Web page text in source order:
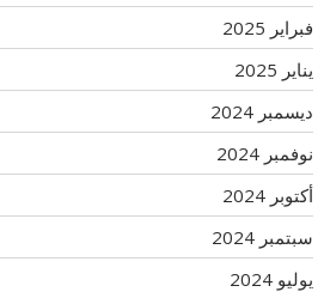
فبراير 2025
يناير 2025
ديسمبر 2024
نوفمبر 2024
أكتوبر 2024
سبتمبر 2024
يوليو 2024